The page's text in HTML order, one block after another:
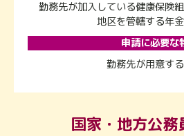
勤務先が加入している健康保険
地区を管轄する年
申請に必要な
勤務先が用意す
国家・地方公務